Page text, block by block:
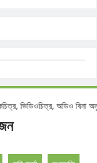
ভিডিওচিত্র, অডিও